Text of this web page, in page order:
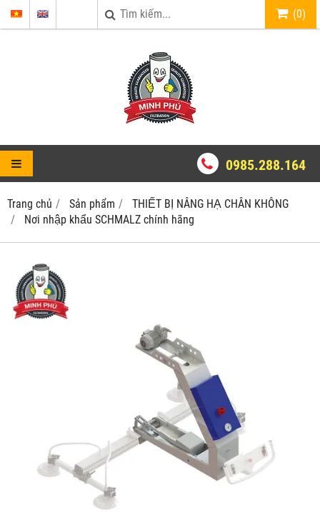
(0)
0985.288.164
Trang chủ Sản phẩm
THIẾT BỊ NÂNG HẠ CHÂN KHÔNG
Nơi nhập khẩu SCHMALZ chính hãng